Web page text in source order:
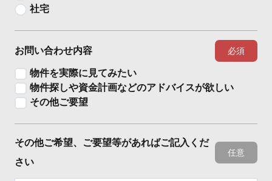
社宅
お問い合わせ内容 必須
物件を実際に見てみたい
物件探しや資金計画などのアドバイスが欲しい
その他ご要望
その他ご希望、ご要望等があればご記入くだ
さい
任意